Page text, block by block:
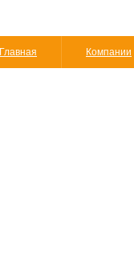
Главная Компании